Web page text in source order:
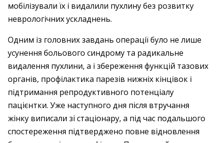
мобілізували їх і видалили пухлину без розвитку
неврологічних ускладнень.
Одним із головних завдань операції було не лише
усунення больового синдрому та радикальне
видалення пухлини, а і збереження функцій тазових
органів, профілактика парезів нижніх кінцівок і
підтримання репродуктивного потенціалу
пацієнтки. Уже наступного дня після втручання
жінку виписали зі стаціонару, а під час подальшого
спостереження підтверджено повне відновлення